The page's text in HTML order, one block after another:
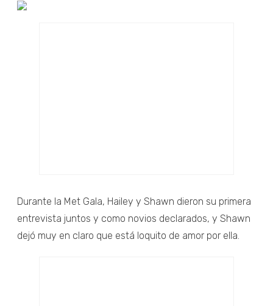
Durante la Met Gala, Hailey y Shawn dieron su primera
entrevista juntos y como novios declarados, y Shawn
dejó muy en claro que está loquito de amor por ella.